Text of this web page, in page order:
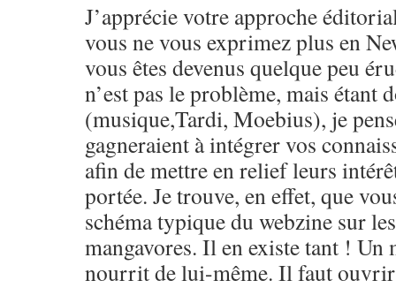
J’apprécie votre approche
vous ne vous exprimez plus en
vous êtes devenus quelque peu
n’est pas le problème, mais étant
(musique,Tardi, Moebius), je
gagneraient à intégrer vos
afin de mettre en relief leurs
portée. Je trouve, en effet, que
schéma typique du webzine sur
mangavores. Il en existe tant ! Un
nourrit de lui-même. Il faut